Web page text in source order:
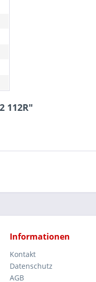
112R"
Informationen
Kontakt
Datenschutz
AGB